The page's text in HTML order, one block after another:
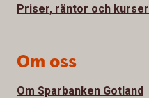
Priser, räntor och kurser
Om oss
Om Sparbanken Gotland